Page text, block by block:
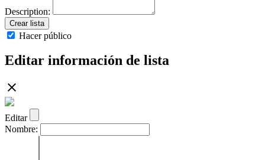
Description:
Crear lista
Hacer público
Editar información de lista
Editar
Nombre: